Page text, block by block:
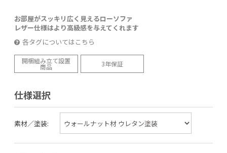
お部屋がスッキリ広く見えるローソファ
レザー仕様はより高級感を与えてくれます
各タグについてはこちら
開梱組み立て設置
商品 3年保証
仕様選択
素材／塗装: